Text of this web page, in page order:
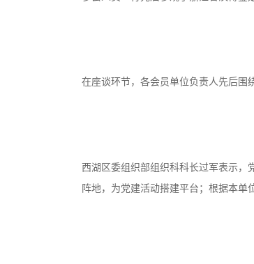
在座谈环节，各会员单位负责人先后围
西湖区委组织部组织科科长过军表示，
阵地，为党建活动搭建平台；根据本单